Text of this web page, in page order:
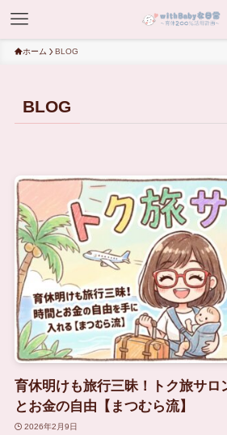
ホーム BLOG
BLOG
育休明けも旅行三昧！トク旅サロ
とお金の自由【まつむら流】
2026年2月9日